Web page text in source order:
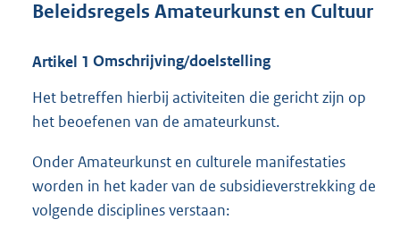
Beleidsregels Amateurkunst en Cultuur
Artikel 1 Omschrijving/doelstelling
Het betreffen hierbij activiteiten die gericht zijn op
het beoefenen van de amateurkunst.
Onder Amateurkunst en culturele manifestaties
worden in het kader van de subsidieverstrekking de
volgende disciplines verstaan: